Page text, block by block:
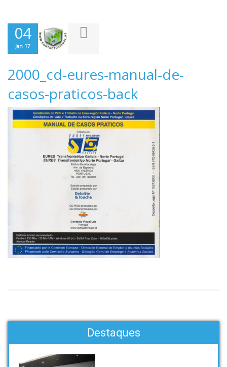
04
Jan 17 -
2000_cd-eures-manual-de-
casos-praticos-back
Destaques